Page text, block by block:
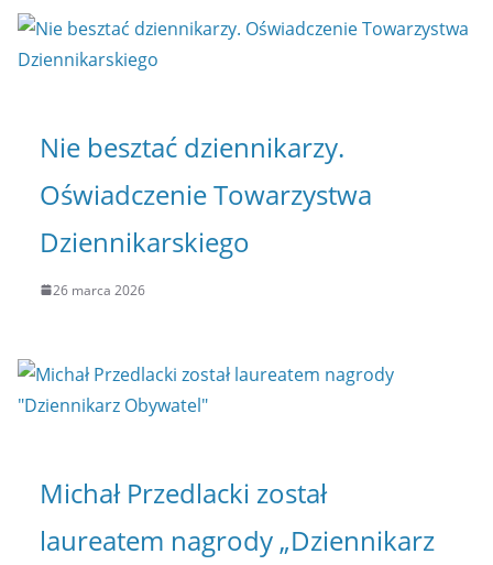
Nie besztać dziennikarzy.
Oświadczenie Towarzystwa
Dziennikarskiego
26 marca 2026
Michał Przedlacki został
laureatem nagrody „Dziennikarz